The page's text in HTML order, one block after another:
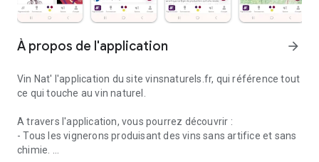
À propos de l'application arrow_forward
Vin Nat' l'application du site vinsnaturels.fr, qui référence tout
ce qui touche au vin naturel.
A travers l'application, vous pourrez découvrir :
- Tous les vignerons produisant des vins sans artifice et sans
chimie.